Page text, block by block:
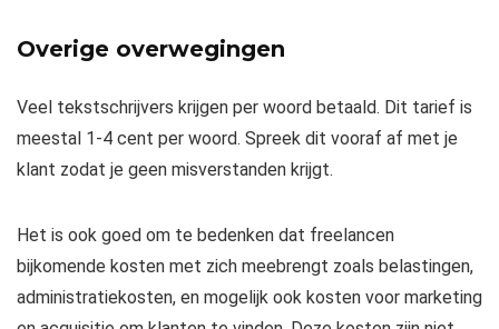
Overige overwegingen
Veel tekstschrijvers krijgen per woord betaald. Dit tarief is
meestal 1-4 cent per woord. Spreek dit vooraf af met je
klant zodat je geen misverstanden krijgt.
Het is ook goed om te bedenken dat freelancen
bijkomende kosten met zich meebrengt zoals belastingen,
administratiekosten, en mogelijk ook kosten voor marketing